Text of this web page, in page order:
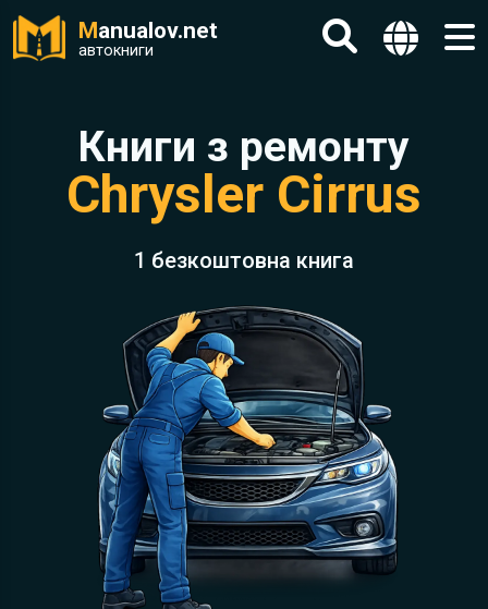
Manualov.net
автокниги
Книги з ремонту
Chrysler Cirrus
1 безкоштовна книга